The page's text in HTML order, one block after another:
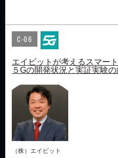
C-06
エイビットが考えるスマー
５Gの開発状況と実証実験の
（株）エイビット